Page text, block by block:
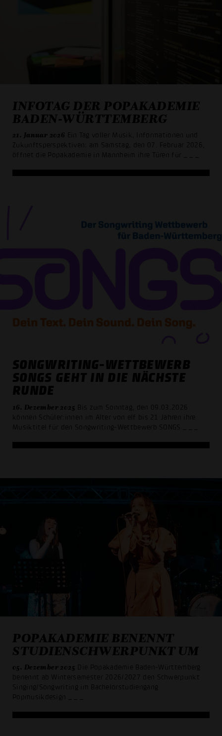
ALLE COOKIES
ALLE COOKIES
INFOTAG DER POPAKADEMIE
BADEN-WÜRTTEMBERG
21. Januar 2026 Ein Tag voller Musik, Informationen und
Zukunftsperspektiven: am Samstag, den 07. Februar 2026,
öffnet die Popakademie in Mannheim ihre Türen für
SONGWRITING-WETTBEWERB
SONGS GEHT IN DIE NÄCHSTE
RUNDE
16. Dezember 2025 Bis zum Sonntag, den 09.03.2026
können Schüler:innen im Alter von elf bis 21 Jahren ihre
Musiktitel für den Songwriting-Wettbewerb SONGS
POPAKADEMIE BENENNT
STUDIENSCHWERPUNKT UM
05. Dezember 2025 Die Popakademie Baden-Württemberg
benennt ab Wintersemester 2026/2027 den Schwerpunkt
Singing/Songwriting im Bachelorstudiengang
Popmusikdesign